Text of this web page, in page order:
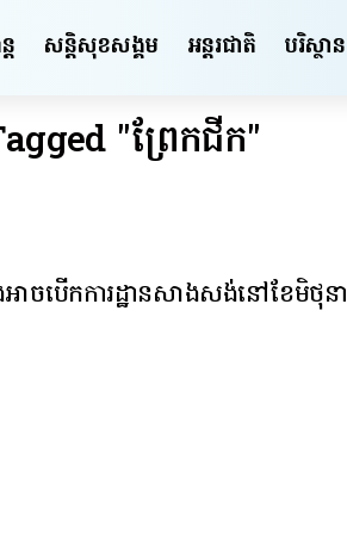
សន្តិសុខ​សង្គម អន្តរជាតិ បរិស្ថាន
"ព្រែកជីក"
ចបើកការដ្ឋានសាងសង់នៅខែមិថុនា